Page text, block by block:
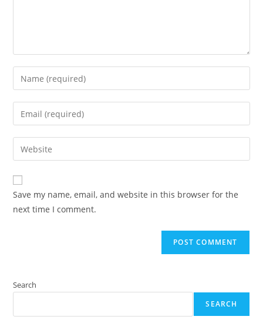
Enter
your
name
comment
Enter
your
email
address
comment
Enter
your
website
URL
(optional)
Save my name, email, and website in this browser for the
next time I comment.
Search
SEARCH